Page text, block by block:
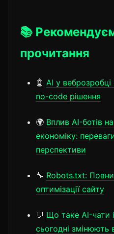
📚
прочитання
🤖 AI у
no-code рішення
🌍 Вплив AI-ботів
економіку:
перспективи
🔧 Robots.txt:
оптимізації сайту
💬 Що таке AI-чати
сьогодні змінюють